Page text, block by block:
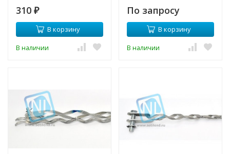
310 ₽
В корзину
В наличии
По запросу
В корзину
В наличии